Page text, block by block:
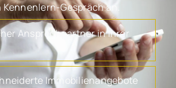
Gespräch an.
Ansprechpartner in Ihrer
Immobilienangebote